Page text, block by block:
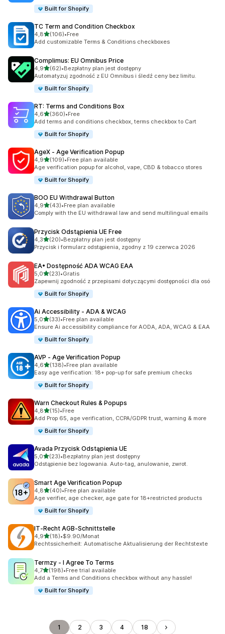
Built for Shopify
TC Term and Condition Checkbox
4,8na 5 gwiazdek
(106)
Łączna liczba recenzji: 106
•Free
Add customizable Terms & Conditions checkboxes
Complimus: EU Omnibus Price
4,9na 5 gwiazdek
(62)
Łączna liczba recenzji: 62
•Bezpłatny plan jest dostępny
Automatyzuj zgodność z EU Omnibus i śledź ceny bez limitu.
Built for Shopify
RT: Terms and Conditions Box
4,6na 5 gwiazdek
(360)
Łączna liczba recenzji: 360
•Free
Add terms and conditions checkbox, terms checkbox to Cart
Built for Shopify
AgeX ‑ Age Verification Popup
4,9na 5 gwiazdek
(109)
Łączna liczba recenzji: 109
•Free plan available
Age verification popup for alcohol, vape, CBD & tobacco stores
Built for Shopify
BOO EU Withdrawal Button
4,9na 5 gwiazdek
(43)
Łączna liczba recenzji: 43
•Free plan available
Comply with the EU withdrawal law and send multilingual emails
Przycisk Odstąpienia UE Free
4,3na 5 gwiazdek
(20)
Łączna liczba recenzji: 20
•Bezpłatny plan jest dostępny
Przycisk i formularz odstąpienia, zgodny z 19 czerwca 2026
EA• Dostępność ADA WCAG EAA
5,0na 5 gwiazdek
(23)
Łączna liczba recenzji: 23
•Gratis
Zapewnij zgodność z przepisami dotyczącymi dostępności dla osó
Built for Shopify
Ai Accessibility ‑ ADA & WCAG
5,0na 5 gwiazdek
(33)
Łączna liczba recenzji: 33
•Free plan available
Ensure Ai accessibility compliance for AODA, ADA, WCAG & EAA
Built for Shopify
AVP ‑ Age Verification Popup
4,6na 5 gwiazdek
(138)
Łączna liczba recenzji: 138
•Free plan available
Easy age verification: 18+ pop-up for safe premium checks
Built for Shopify
Warn Checkout Rules & Popups
4,8na 5 gwiazdek
(15)
Łączna liczba recenzji: 15
•Free
Add Prop 65, age verification, CCPA/GDPR trust, warning & more
Built for Shopify
Avada Przycisk Odstąpienia UE
5,0na 5 gwiazdek
(23)
Łączna liczba recenzji: 23
•Bezpłatny plan jest dostępny
Odstąpienie bez logowania. Auto-tag, anulowanie, zwrot.
Smart Age Verification Popup
4,8na 5 gwiazdek
(40)
Łączna liczba recenzji: 40
•Free plan available
Age verifier, age checker, age gate for 18+restricted products
Built for Shopify
IT‑Recht AGB‑Schnittstelle
4,9na 5 gwiazdek
(18)
Łączna liczba recenzji: 18
•$9.90/Monat
Rechtssicherheit: Automatische Aktualisierung der Rechtstexte
Termzy ‑ I Agree To Terms
4,7na 5 gwiazdek
(198)
Łączna liczba recenzji: 198
•Free trial available
Add a Terms and Conditions checkbox without any hassle!
Built for Shopify
1 2 3 4 18